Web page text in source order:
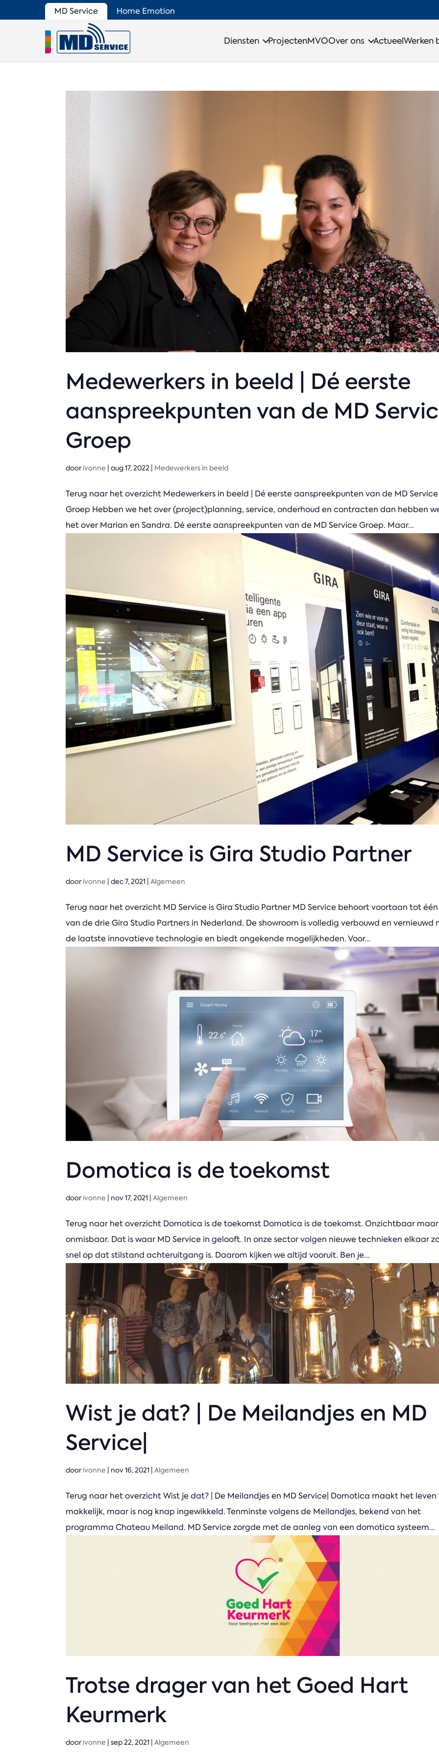
MD Service Home Emotion
Diensten ProjectenMVOOver ons ActueelWerken
Medewerkers in beeld | Dé eerste
aanspreekpunten van de MD
Groep
doorivonne |aug 17, 2022 | Medewerkers in beeld
Terug naar het overzicht Medewerkers in beeld | Dé eerste aanspreekpunten van de MD Service
Groep Hebben we het over (project)planning, service, onderhoud en contracten dan hebben
het over Marian en Sandra. Dé eerste aanspreekpunten van de MD Service Groep. Maar...
MD Service is Gira Studio Partner
doorivonne |dec 7, 2021 |Algemeen
Terug naar het overzicht MD Service is Gira Studio Partner MD Service behoort voortaan tot één
van de drie Gira Studio Partners in Nederland. De showroom is volledig verbouwd en vernieuwd
de laatste innovatieve technologie en biedt ongekende mogelijkheden. Voor...
Domotica is de toekomst
doorivonne | nov 17, 2021 |Algemeen
Terug naar het overzicht Domotica is de toekomst Domotica is de toekomst. Onzichtbaar maar
onmisbaar. Dat is waar MD Service in gelooft. In onze sector volgen nieuwe technieken elkaar
snel op dat stilstand achteruitgang is. Daarom kijken we altijd vooruit. Ben je...
Wist je dat? | De Meilandjes en MD
Service|
doorivonne | nov 16, 2021 |Algemeen
Terug naar het overzicht Wist je dat? | De Meilandjes en MD Service| Domotica maakt het leven
makkelijk, maar is nog knap ingewikkeld. Tenminste volgens de Meilandjes, bekend van het
programma Chateau Meiland. MD Service zorgde met de aanleg van een domotica systeem...
Trotse drager van het Goed Hart
Keurmerk
doorivonne |sep 22, 2021 |Algemeen